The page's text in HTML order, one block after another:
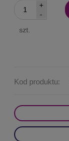
-
+
szt.
Kod produktu: